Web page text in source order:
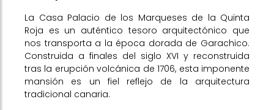
La Casa Palacio de los Marqueses de la Quinta
Roja es un auténtico tesoro arquitectónico que
nos transporta a la época dorada de Garachico.
Construida a finales del siglo XVI y reconstruida
tras la erupción volcánica de 1706, esta imponente
mansión es un fiel reflejo de la arquitectura
tradicional canaria.